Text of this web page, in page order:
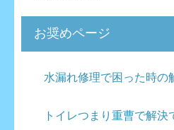
お奨めページ
水漏れ修理で困った時の
トイレつまり重曹で解決